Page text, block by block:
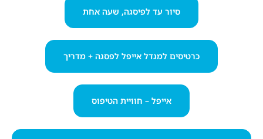
סיור עד לפיסגה, שעה אחת
כרטיסים למגדל אייפל לפסגה + מדריך
אייפל – חוויית הטיפוס